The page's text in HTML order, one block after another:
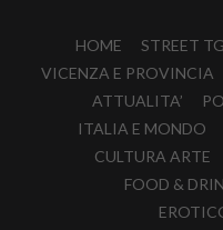
HOME STREET TG
VICENZA E PROVINCIA
ATTUALITA’
ITALIA E MONDO
CULTURA ARTE
FOOD &